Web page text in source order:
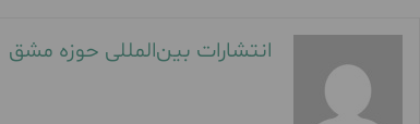
انتشارات بین‌المللی حوزه مشق